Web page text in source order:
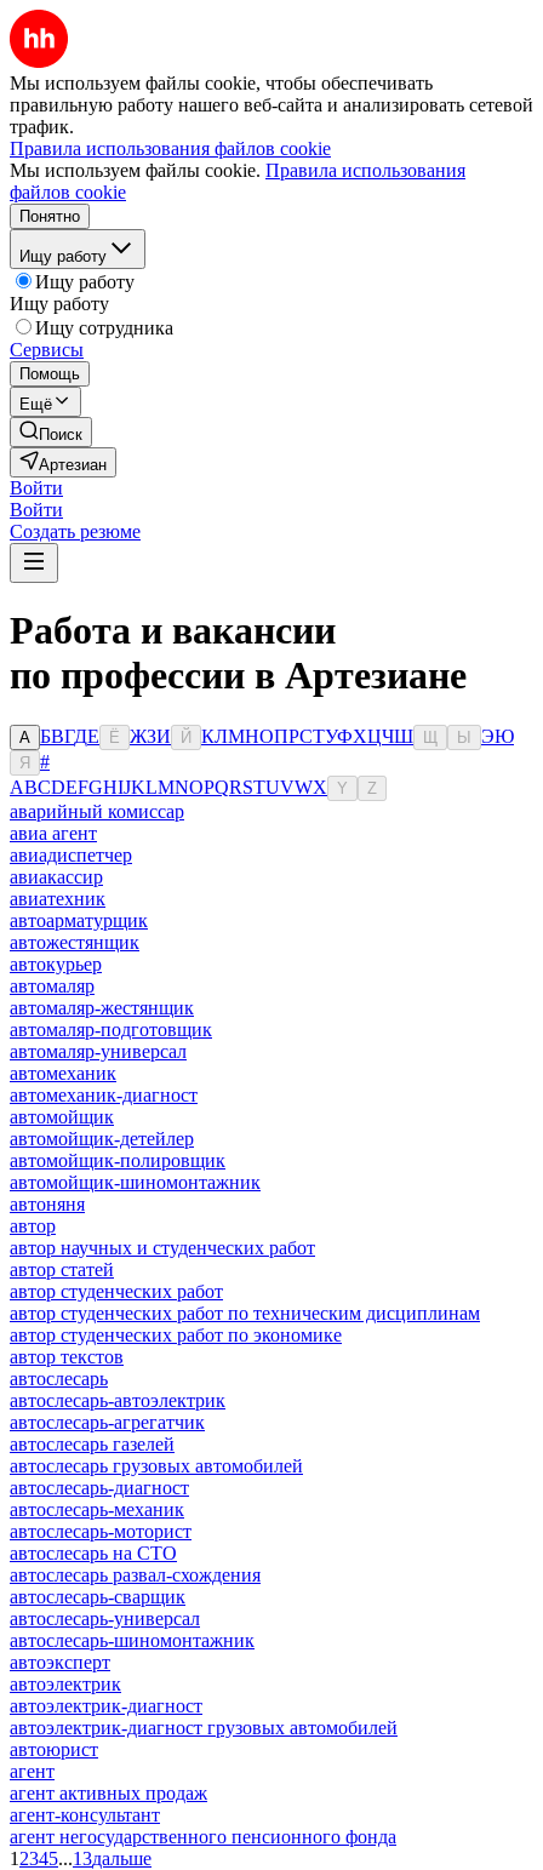
Мы используем файлы cookie, чтобы обеспечивать
правильную работу нашего веб-сайта и анализировать сетевой
трафик.
Правила использования файлов cookie
Мы используем файлы cookie. Правила использования
файлов cookie
Понятно
Ищу работу
Ищу работу
Ищу работу
Ищу сотрудника
Сервисы
Помощь
Ещё
Поиск
Артезиан
Войти
Войти
Создать резюме
Работа и вакансии
по профессии в Артезиане
А БВГДЕ Ё ЖЗИ Й КЛМНОПРСТУФХЦЧШ Ы ЭЮ
Я
#
ABCDEFGHIJKLMNOPQRSTUVWX Y Z
аварийный комиссар
авиа агент
авиадиспетчер
авиакассир
авиатехник
автоарматурщик
автожестянщик
автокурьер
автомаляр
автомаляр-жестянщик
автомаляр-подготовщик
автомаляр-универсал
автомеханик
автомеханик-диагност
автомойщик
автомойщик-детейлер
автомойщик-полировщик
автомойщик-шиномонтажник
автоняня
автор
автор научных и студенческих работ
автор статей
автор студенческих работ
автор студенческих работ по техническим дисциплинам
автор студенческих работ по экономике
автор текстов
автослесарь
автослесарь-автоэлектрик
автослесарь-агрегатчик
автослесарь газелей
автослесарь грузовых автомобилей
автослесарь-диагност
автослесарь-механик
автослесарь-моторист
автослесарь на СТО
автослесарь развал-схождения
автослесарь-сварщик
автослесарь-универсал
автослесарь-шиномонтажник
автоэксперт
автоэлектрик
автоэлектрик-диагност
автоэлектрик-диагност грузовых автомобилей
автоюрист
агент
агент активных продаж
агент-консультант
агент негосударственного пенсионного фонда
1 2345...13дальше